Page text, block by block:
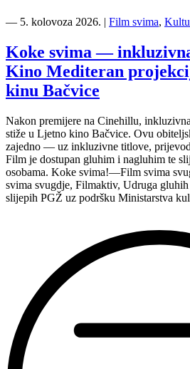
Mediteran
Film
svima
nastavljaju
inkluzivnu
turneju
Hvaru”
― 5. kolovoza 2026. | Film svima,
Koke svima —
Kino Mediteran
kinu Bačvice
Nakon premijere na Cinehillu,
stiže u Ljetno kino Bačvice. Ovu
zajedno — uz inkluzivne titlove,
Film je dostupan gluhim i nagluhim te
osobama. Koke svima!—Film svima
svima svugdje, Filmaktiv, Udruga
slijepih PGŽ uz podršku Ministarstva